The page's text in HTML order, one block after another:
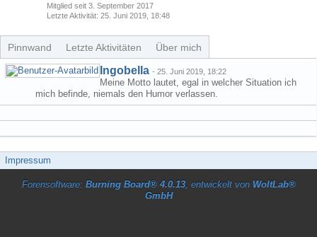
Mitglied seit 3. September 2017
Letzte Aktivität 25. Juni 2019, 18:48
Pinnwand Letzte Aktivitäten Über mich
Ingobella - 25. Juni 2019, 18:22
Meine Motto lautet, egal in welcher Situation ich
mich befinde, niemals den Humor verlassen.
Impressum
Forensoftware: Burning Board® 4.0.13, entwickelt von WoltLab®
GmbH